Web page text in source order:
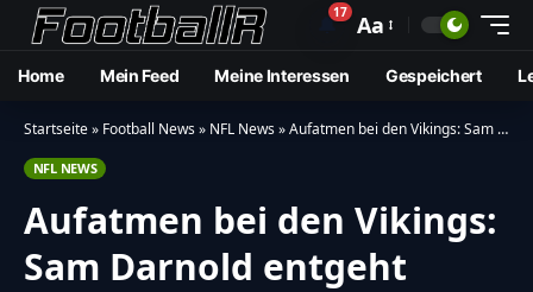
🔔17 Aa
Home Mein Feed Meine Interessen Gespeichert
Startseite» Football News» NFL News»Aufatmen bei den Vikings: Sam Darnold entgeht schwerer Verletzung
NFL NEWS
Aufatmen bei den Vikings:
Sam Darnold entgeht